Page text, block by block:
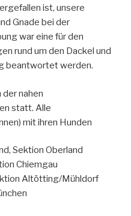
ist, unsere
Gnade bei der
war eine für den
rund um den Dackel und
beantwortet werden.
der nahen
statt. Alle
mit ihren Hunden
Sektion Oberland
Chiemgau
Altötting/Mühldorf